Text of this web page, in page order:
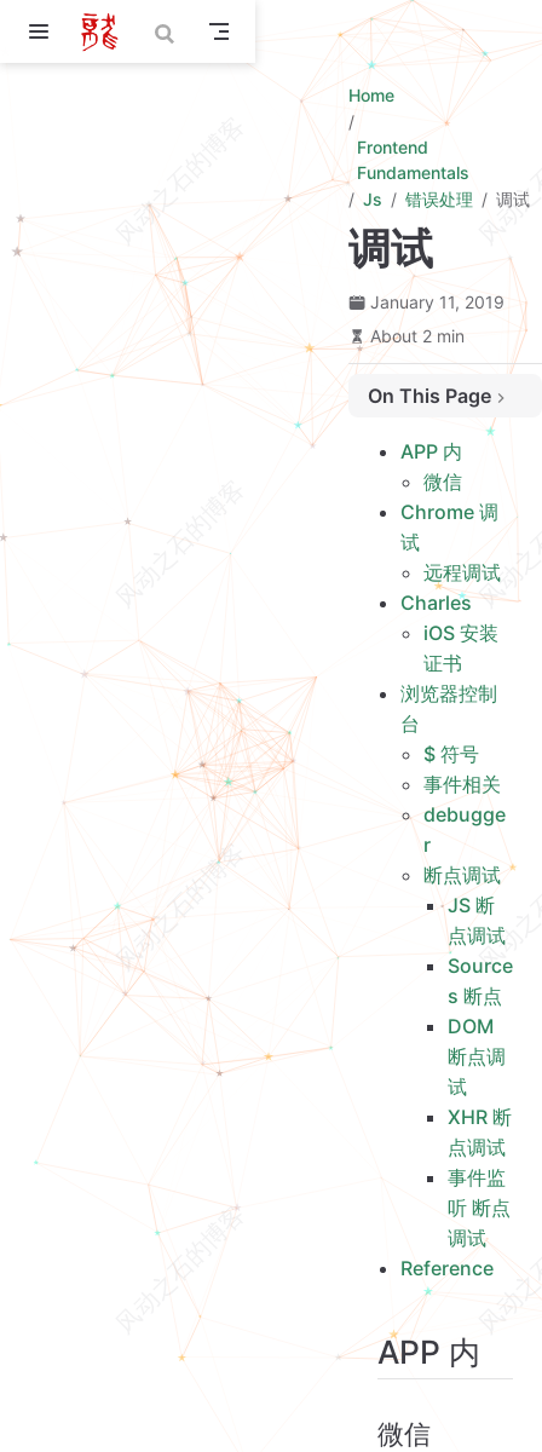
Skip to main content
Home
Frontend
Fundamentals
Js
错误处理 调试
调试
January 11, 2019
About 2 min
On This Page
Chrome 调试
远程调试
Charles
iOS 安装证书
浏览器控制台
事件相关
debugger
断点调试
Reference
APP 内
微信
Chrome 调
试
远程调试
Charles
iOS 安装
证书
浏览器控制
台
$ 符号
事件相关
debugge
r
断点调试
JS 断
点调试
Source
s 断点
DOM
断点调
试
XHR 断
点调试
事件监
听 断点
调试
Reference
APP 内
微信